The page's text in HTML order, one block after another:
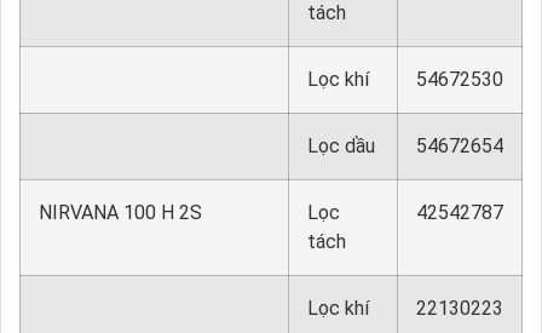
tách
Lọc khí 54672530
Lọc dầu 54672654
NIRVANA 100 H 2S
Lọc
tách
42542787
Lọc khí 22130223